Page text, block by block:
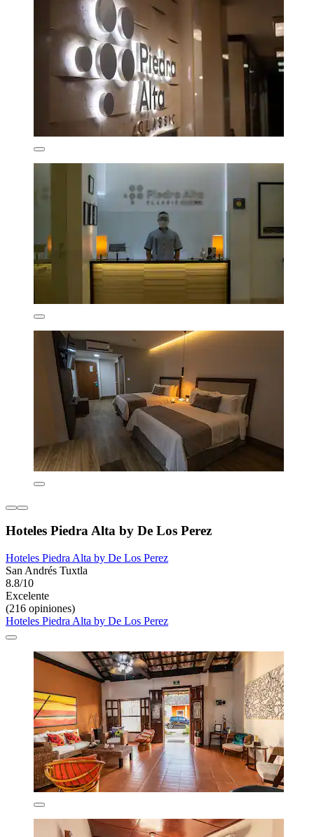
Hoteles Piedra Alta by De Los Perez
Hoteles Piedra Alta by De Los Perez
San Andrés Tuxtla
8.8/10
Excelente
(216 opiniones)
Hoteles Piedra Alta by De Los Perez